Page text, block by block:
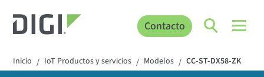
Contacto
Inicio / IoT Productos y servicios / Modelos / CC-ST-DX58-ZK